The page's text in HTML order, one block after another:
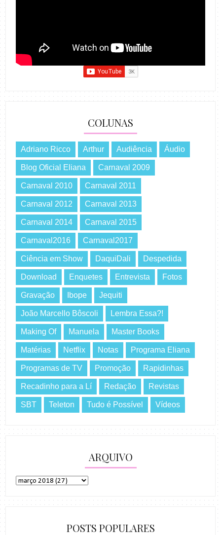
COLUNAS
Adriano Ricco Arthur Audiência Áudio
Blog Oficial Eliana Carnaval 2009
Carnaval 2010 Carnaval 2011
Carnaval 2012 Carnaval 2013
Carnaval 2014 Carnaval 2015
Carnaval2016 Carnaval2017
Ciência em Show DaquiDali Despedida
Download Enquetes Entrevista Fotos
Gravação Ibope Jequiti
João Marcello Bôscoli Lembra Essa?!
Making Of Manuela Master Books
Matérias Netflix Notas Programa Eliana
Programas de TV Promoção Rapidinhas
Recadinho para a Lí Redação Revistas
SBT Teleton Tudo é Possível Vídeos
ARQUIVO
POSTS POPULARES